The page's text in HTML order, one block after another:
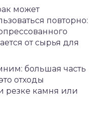
может
повторно:
от сырья для
большая часть
отходы
резке камня или